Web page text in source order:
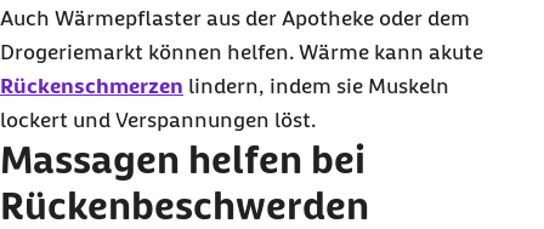
Auch Wärmepflaster aus der Apotheke oder dem
Drogeriemarkt können helfen. Wärme kann akute
Rückenschmerzen lindern, indem sie Muskeln
lockert und Verspannungen löst.
Massagen helfen bei
Rückenbeschwerden